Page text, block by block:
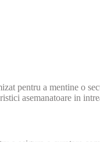
pentru a mentine o
asemanatoare in